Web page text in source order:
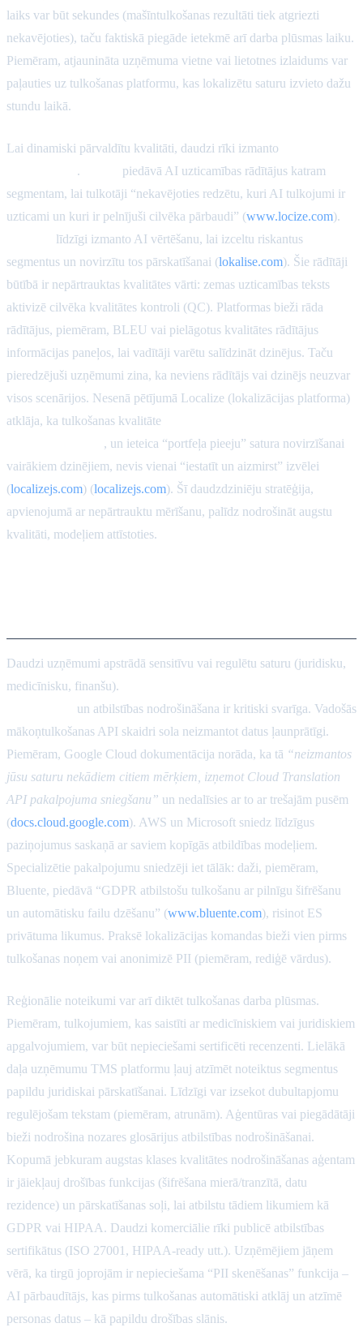
laiks var būt sekundes (mašīntulkošanas rezultāti tiek atgriezti
nekavējoties), taču faktiskā piegāde ietekmē arī darba plūsmas laiku.
Piemēram, atjaunināta uzņēmuma vietne vai lietotnes izlaidums var
paļauties uz tulkošanas platformu, kas lokalizētu saturu izvieto dažu
stundu laikā.
Lai dinamiski pārvaldītu kvalitāti, daudzi rīki izmanto
.
piedāvā AI uzticamības rādītājus katram
segmentam, lai tulkotāji “nekavējoties redzētu, kuri AI tulkojumi ir
uzticami un kuri ir pelnījuši cilvēka pārbaudi” (www.locize.com).
līdzīgi izmanto AI vērtēšanu, lai izceltu riskantus
segmentus un novirzītu tos pārskatīšanai (lokalise.com). Šie rādītāji
būtībā ir nepārtrauktas kvalitātes vārti: zemas uzticamības teksts
aktivizē cilvēka kvalitātes kontroli (QC). Platformas bieži rāda
rādītājus, piemēram, BLEU vai pielāgotus kvalitātes rādītājus
informācijas paneļos, lai vadītāji varētu salīdzināt dzinējus. Taču
pieredzējuši uzņēmumi zina, ka neviens rādītājs vai dzinējs neuzvar
visos scenārijos. Nesenā pētījumā Localize (lokalizācijas platforma)
atklāja, ka tulkošanas kvalitāte
, un ieteica “portfeļa pieeju” satura novirzīšanai
vairākiem dzinējiem, nevis vienai “iestatīt un aizmirst” izvēlei
(localizejs.com) (localizejs.com). Šī daudzdziniēju stratēģija,
apvienojumā ar nepārtrauktu mērīšanu, palīdz nodrošināt augstu
kvalitāti, modeļiem attīstoties.
Daudzi uzņēmumi apstrādā sensitīvu vai regulētu saturu (juridisku,
medicīnisku, finanšu).
un atbilstības nodrošināšana ir kritiski svarīga. Vadošās
mākoņtulkošanas API skaidri sola neizmantot datus ļaunprātīgi.
Piemēram, Google Cloud dokumentācija norāda, ka tā “neizmantos
jūsu saturu nekādiem citiem mērķiem, izņemot Cloud Translation
API pakalpojuma sniegšanu” un nedalīsies ar to ar trešajām pusēm
(docs.cloud.google.com). AWS un Microsoft sniedz līdzīgus
paziņojumus saskaņā ar saviem kopīgās atbildības modeļiem.
Specializētie pakalpojumu sniedzēji iet tālāk: daži, piemēram,
Bluente, piedāvā “GDPR atbilstošu tulkošanu ar pilnīgu šifrēšanu
un automātisku failu dzēšanu” (www.bluente.com), risinot ES
privātuma likumus. Praksē lokalizācijas komandas bieži vien pirms
tulkošanas noņem vai anonimizē PII (piemēram, rediģē vārdus).
Reģionālie noteikumi var arī diktēt tulkošanas darba plūsmas.
Piemēram, tulkojumiem, kas saistīti ar medicīniskiem vai juridiskiem
apgalvojumiem, var būt nepieciešami sertificēti recenzenti. Lielākā
daļa uzņēmumu TMS platformu ļauj atzīmēt noteiktus segmentus
papildu juridiskai pārskatīšanai. Līdzīgi var izsekot dubultapjomu
regulējošam tekstam (piemēram, atrunām). Aģentūras vai piegādātāji
bieži nodrošina nozares glosārijus atbilstības nodrošināšanai.
Kopumā jebkuram augstas klases kvalitātes nodrošināšanas aģentam
ir jāiekļauj drošības funkcijas (šifrēšana mierā/tranzītā, datu
rezidence) un pārskatīšanas soļi, lai atbilstu tādiem likumiem kā
GDPR vai HIPAA. Daudzi komerciālie rīki publicē atbilstības
sertifikātus (ISO 27001, HIPAA-ready utt.). Uzņēmējiem jāņem
vērā, ka tirgū joprojām ir nepieciešama “PII skenēšanas” funkcija –
AI pārbaudītājs, kas pirms tulkošanas automātiski atklāj un atzīmē
personas datus – kā papildu drošības slānis.